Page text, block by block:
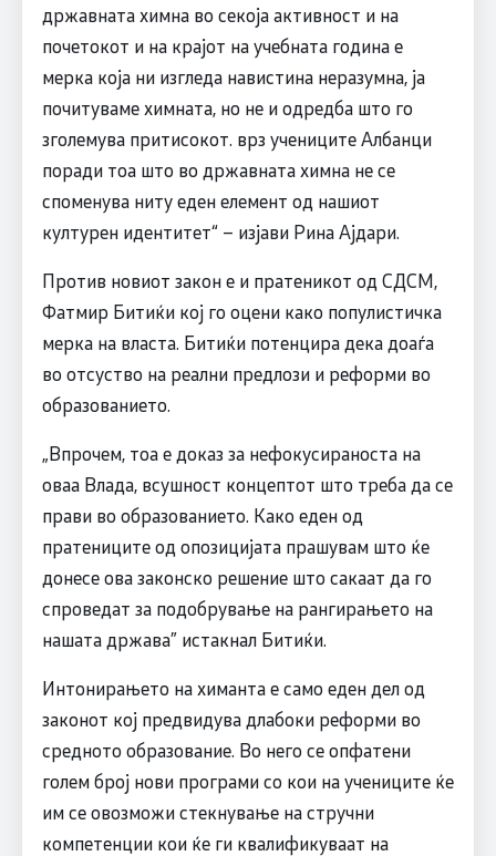
државната химна во секоја активност и на
почетокот и на крајот на учебната година е
мерка која ни изгледа навистина неразумна, ја
почитуваме химната, но не и одредба што го
зголемува притисокот. врз учениците Албанци
поради тоа што во државната химна не се
споменува ниту еден елемент од нашиот
културен идентитет“ – изјави Рина Ајдари.
Против новиот закон е и пратеникот од СДСМ,
Фатмир Битиќи кој го оцени како популистичка
мерка на власта. Битиќи потенцира дека доаѓа
во отсуство на реални предлози и реформи во
образованието.
„Впрочем, тоа е доказ за нефокусираноста на
оваа Влада, всушност концептот што треба да се
прави во образованието. Како еден од
пратениците од опозицијата прашувам што ќе
донесе ова законско решение што сакаат да го
спроведат за подобрување на рангирањето на
нашата држава” истакнал Битиќи.
Интонирањето на химанта е само еден дел од
законот кој предвидува длабоки реформи во
средното образование. Во него се опфатени
голем број нови програми со кои на учениците ќе
им се овозможи стекнување на стручни
компетенции кои ќе ги квалификуваат на